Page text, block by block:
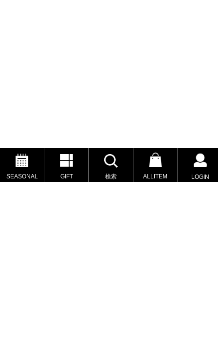
SEASONAL GIFT 検索 ALLITEM LOGIN